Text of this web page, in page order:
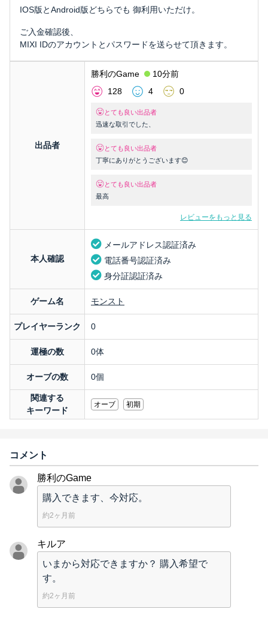
IOS版とAndroid版どちらでも 御利用いただけ。
ご入金確認後、
MIXI IDのアカウントとパスワードを送らせて頂きます。
出品者
勝利のGame
10分前
128
4 0
とても良い出品者
迅速な取引でした、
とても良い出品者
丁寧にありがとうございます😊
とても良い出品者
最高
レビューをもっと見る
本人確認
メールアドレス認証済み
電話番号認証済み
身分証認証済み
ゲーム名 モンスト
プレイヤーランク 0
運極の数 0体
オーブの数 0個
関連する
キーワード
オーブ 初期
コメント
勝利のGame
購入できます、今対応。
約2ヶ月前
キルア
いまから対応できますか？ 購入希望で
す。
約2ヶ月前